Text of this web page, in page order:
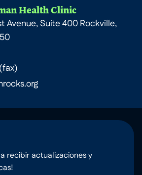
Health Clinic
Avenue, Suite 400 Rockville,
recibir actualizaciones y